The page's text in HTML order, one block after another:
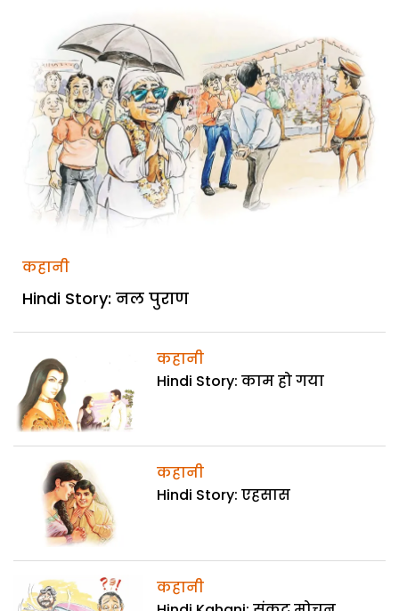
कहानी
Hindi Story: नल पुराण
कहानी
Hindi Story: काम हो गया
कहानी
Hindi Story: एहसास
कहानी